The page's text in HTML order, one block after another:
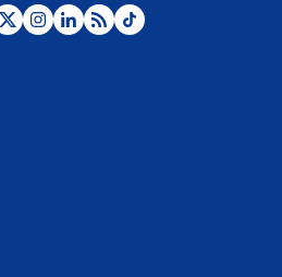
¿Por qué De la Espriella gobernará